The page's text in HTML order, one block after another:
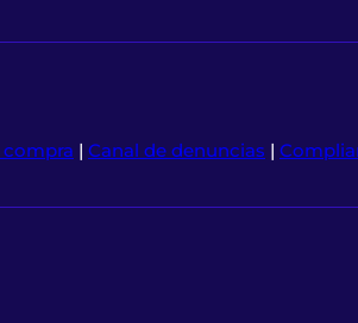
| Canal de denuncias |